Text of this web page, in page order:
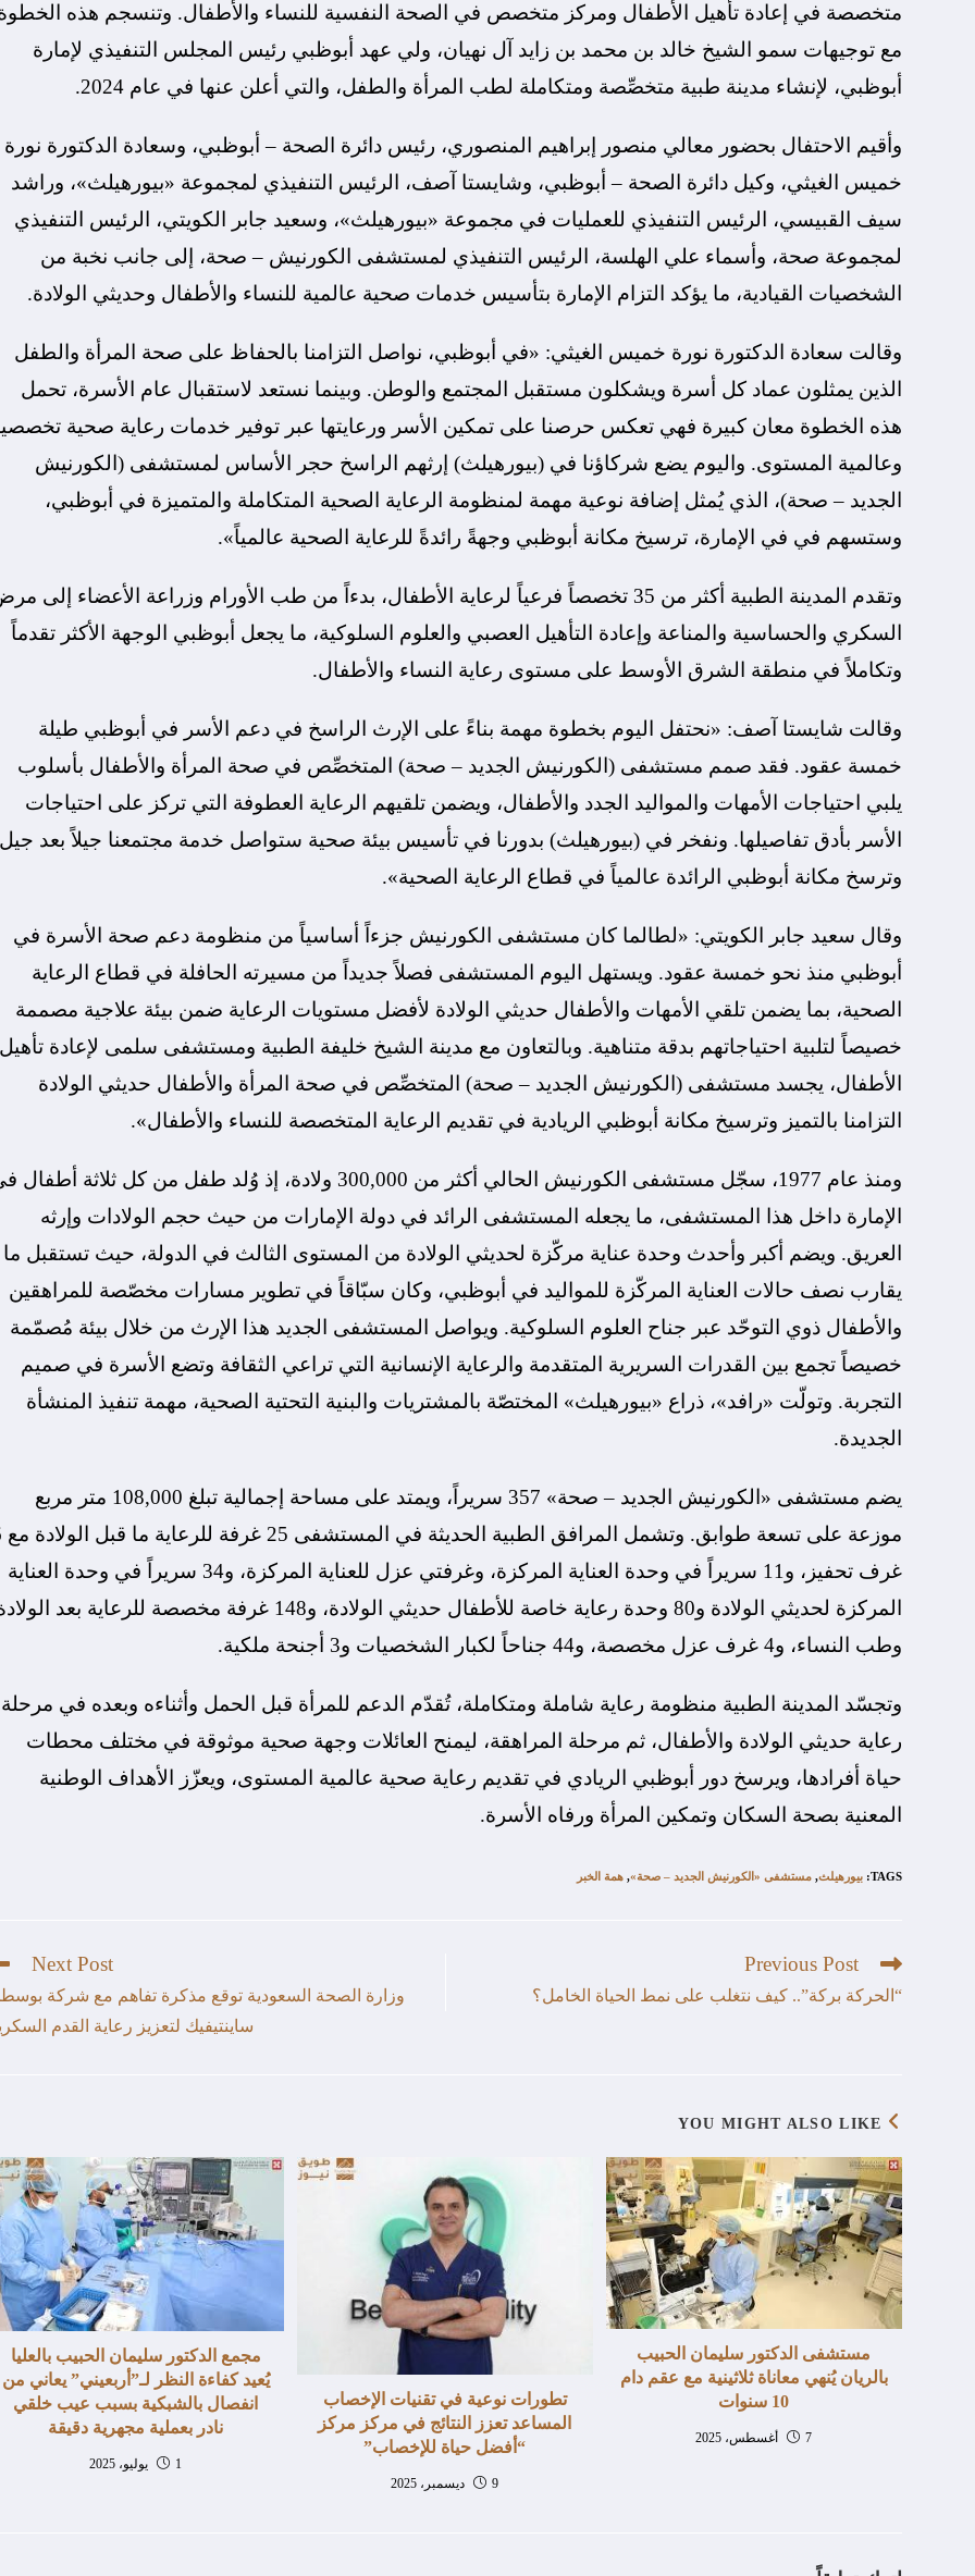
متخصصة في إعادة تأهيل الأطفال ومركز متخصص في الصحة النفسية للنساء والأطفال. وتنسجم هذه
مع توجيهات سمو الشيخ خالد بن محمد بن زايد آل نهيان، ولي عهد أبوظبي رئيس المجلس التنفيذي لإمارة
أبوظبي، لإنشاء مدينة طبية متخصِّصة ومتكاملة لطب المرأة والطفل، والتي أعلن عنها في عام 2024.
وأقيم الاحتفال بحضور معالي منصور إبراهيم المنصوري، رئيس دائرة الصحة – أبوظبي، وسعادة الدكتورة نورة
خميس الغيثي، وكيل دائرة الصحة – أبوظبي، وشايستا آصف، الرئيس التنفيذي لمجموعة «بيورهيلث»، وراشد
سيف القبيسي، الرئيس التنفيذي للعمليات في مجموعة «بيورهيلث»، وسعيد جابر الكويتي، الرئيس التنفيذي
لمجموعة صحة، وأسماء علي الهلسة، الرئيس التنفيذي لمستشفى الكورنيش – صحة، إلى جانب نخبة من
الشخصيات القيادية، ما يؤكد التزام الإمارة بتأسيس خدمات صحية عالمية للنساء والأطفال وحديثي الولادة.
وقالت سعادة الدكتورة نورة خميس الغيثي: «في أبوظبي، نواصل التزامنا بالحفاظ على صحة المرأة والطفل
الذين يمثلون عماد كل أسرة ويشكلون مستقبل المجتمع والوطن. وبينما نستعد لاستقبال عام الأسرة، تحمل
هذه الخطوة معان كبيرة فهي تعكس حرصنا على تمكين الأسر ورعايتها عبر توفير خدمات رعاية صحية
وعالمية المستوى. واليوم يضع شركاؤنا في (بيورهيلث) إرثهم الراسخ حجر الأساس لمستشفى (الكورنيش
الجديد – صحة)، الذي يُمثل إضافة نوعية مهمة لمنظومة الرعاية الصحية المتكاملة والمتميزة في أبوظبي،
وستسهم في في الإمارة، ترسيخ مكانة أبوظبي وجهةً رائدةً للرعاية الصحية عالمياً».
وتقدم المدينة الطبية أكثر من 35 تخصصاً فرعياً لرعاية الأطفال، بدءاً من طب الأورام وزراعة الأعضاء إلى
السكري والحساسية والمناعة وإعادة التأهيل العصبي والعلوم السلوكية، ما يجعل أبوظبي الوجهة الأكثر تقدماً
وتكاملاً في منطقة الشرق الأوسط على مستوى رعاية النساء والأطفال.
وقالت شايستا آصف: «نحتفل اليوم بخطوة مهمة بناءً على الإرث الراسخ في دعم الأسر في أبوظبي طيلة
خمسة عقود. فقد صمم مستشفى (الكورنيش الجديد – صحة) المتخصِّص في صحة المرأة والأطفال بأسلوب
يلبي احتياجات الأمهات والمواليد الجدد والأطفال، ويضمن تلقيهم الرعاية العطوفة التي تركز على احتياجات
الأسر بأدق تفاصيلها. ونفخر في (بيورهيلث) بدورنا في تأسيس بيئة صحية ستواصل خدمة مجتمعنا جيلاً بعد
وترسخ مكانة أبوظبي الرائدة عالمياً في قطاع الرعاية الصحية».
وقال سعيد جابر الكويتي: «لطالما كان مستشفى الكورنيش جزءاً أساسياً من منظومة دعم صحة الأسرة في
أبوظبي منذ نحو خمسة عقود. ويستهل اليوم المستشفى فصلاً جديداً من مسيرته الحافلة في قطاع الرعاية
الصحية، بما يضمن تلقي الأمهات والأطفال حديثي الولادة لأفضل مستويات الرعاية ضمن بيئة علاجية مصممة
خصيصاً لتلبية احتياجاتهم بدقة متناهية. وبالتعاون مع مدينة الشيخ خليفة الطبية ومستشفى سلمى لإعادة تأهيل
الأطفال، يجسد مستشفى (الكورنيش الجديد – صحة) المتخصِّص في صحة المرأة والأطفال حديثي الولادة
التزامنا بالتميز وترسيخ مكانة أبوظبي الريادية في تقديم الرعاية المتخصصة للنساء والأطفال».
ومنذ عام 1977، سجّل مستشفى الكورنيش الحالي أكثر من 300,000 ولادة، إذ وُلد طفل من كل ثلاثة
الإمارة داخل هذا المستشفى، ما يجعله المستشفى الرائد في دولة الإمارات من حيث حجم الولادات وإرثه
العريق. ويضم أكبر وأحدث وحدة عناية مركّزة لحديثي الولادة من المستوى الثالث في الدولة، حيث تستقبل ما
يقارب نصف حالات العناية المركّزة للمواليد في أبوظبي، وكان سبّاقاً في تطوير مسارات مخصّصة للمراهقين
والأطفال ذوي التوحّد عبر جناح العلوم السلوكية. ويواصل المستشفى الجديد هذا الإرث من خلال بيئة مُصمّمة
خصيصاً تجمع بين القدرات السريرية المتقدمة والرعاية الإنسانية التي تراعي الثقافة وتضع الأسرة في صميم
التجربة. وتولّت «رافد»، ذراع «بيورهيلث» المختصّة بالمشتريات والبنية التحتية الصحية، مهمة تنفيذ المنشأة
الجديدة.
يضم مستشفى «الكورنيش الجديد – صحة» 357 سريراً، ويمتد على مساحة إجمالية تبلغ 108,000 متر مربع
موزعة على
غرف تحفيز، و11 سريراً في وحدة العناية المركزة، وغرفتي عزل للعناية المركزة، و34 سريراً في وحدة العناية
المركزة لحديثي الولادة و80 وحدة رعاية خاصة للأطفال حديثي الولادة، و148 غرفة مخصصة للرعاية بعد
وطب النساء، و4 غرف عزل مخصصة، و44 جناحاً لكبار الشخصيات و3 أجنحة ملكية.
وتجسّد المدينة الطبية منظومة رعاية شاملة ومتكاملة، تُقدّم الدعم للمرأة قبل الحمل وأثناءه وبعده في مرحلة
رعاية حديثي الولادة والأطفال، ثم مرحلة المراهقة، ليمنح العائلات وجهة صحية موثوقة في مختلف محطات
حياة أفرادها، ويرسخ دور أبوظبي الريادي في تقديم رعاية صحية عالمية المستوى، ويعزّز الأهداف الوطنية
المعنية بصحة السكان وتمكين المرأة ورفاه الأسرة.
TAGS
:بيورهيلث, مستشفى «الكورنيش الجديد – صحة», همة الخبر
Previous Post
“الحركة بركة”.. كيف نتغلب على نمط الحياة الخامل؟
Next Post
وزارة الصحة السعودية توقع مذكرة تفاهم مع شركة
ساينتيفيك لتعزيز رعاية القدم
YOU MIGHT ALSO LIKE
مجمع الدكتور سليمان الحبيب بالعليا
يُعيد كفاءة النظر لـ”أربعيني” يعاني من
انفصال بالشبكية بسبب عيب خلقي
نادر بعملية مجهرية دقيقة
1 يوليو، 2025
تطورات نوعية في تقنيات الإخصاب
المساعد تعزز النتائج في مركز مركز
“أفضل حياة للإخصاب”
9 ديسمبر، 2025
مستشفى الدكتور سليمان الحبيب
بالريان يُنهي معاناة ثلاثينية مع عقم دام
10 سنوات
7 أغسطس، 2025